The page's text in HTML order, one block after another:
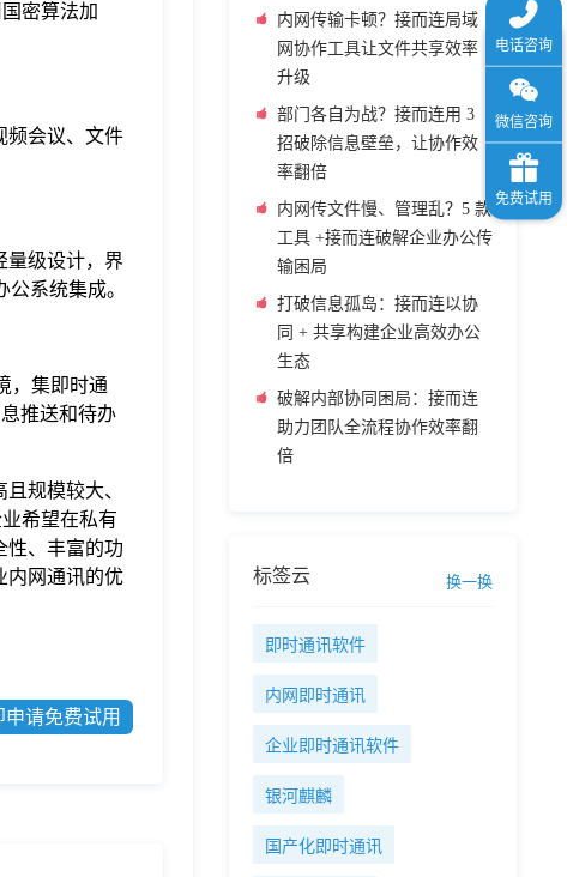
密算法加
频会议、文件
量级设计，界
系统集成。
，集即时通
推送和待办
规模较大、
希望在私有
性、丰富的功
内网通讯的优
申请免费试用
内网传输卡顿？接而连局域
网协作工具让文件共享效率
升级
部门各自为战？接而连用 3
招破除信息壁垒，让协作效
率翻倍
内网传文件慢、管理乱？5 款
工具 +接而连破解企业办公传
输困局
打破信息孤岛：接而连以协
同 + 共享构建企业高效办公
生态
破解内部协同困局：接而连
助力团队全流程协作效率翻
倍
标签云 换一换
即时通讯软件
内网即时通讯
企业即时通讯软件
银河麒麟
国产化即时通讯